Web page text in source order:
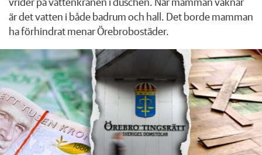
vrider på vattenkranen i duschen. När mamman vaknar
är det vatten i både badrum och hall. Det borde mamman
ha förhindrat menar Örebrobostäder.